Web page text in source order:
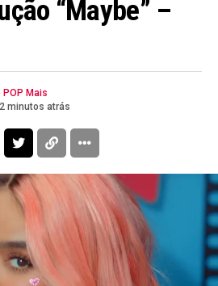
“Maybe” –
POP Mais
minutos atrás